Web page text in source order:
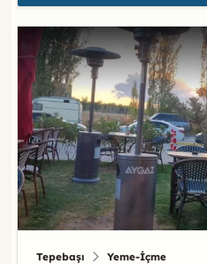
Tepebaşı Yeme-İçme